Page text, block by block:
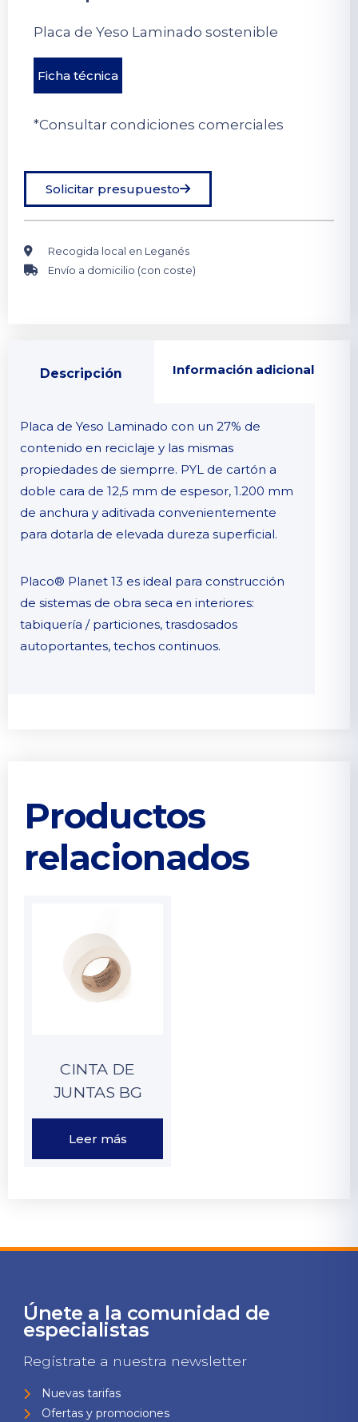
Placa de Yeso Laminado sostenible
Ficha técnica
*Consultar condiciones comerciales
Solicitar presupuesto
Recogida local en Leganés
Envío a domicilio (con coste)
Descripción Información adicional
Placa de Yeso Laminado con un 27% de
contenido en reciclaje y las mismas
propiedades de siemprre. PYL de cartón a
doble cara de 12,5 mm de espesor, 1.200 mm
de anchura y aditivada convenientemente
para dotarla de elevada dureza superficial.
Placo® Planet 13 es ideal para construcción
de sistemas de obra seca en interiores:
tabiquería / particiones, trasdosados
autoportantes, techos continuos.
Productos
relacionados
CINTA DE
JUNTAS BG
Leer más
Únete a la comunidad de
especialistas
Regístrate a nuestra newsletter
Nuevas tarifas
Ofertas y promociones